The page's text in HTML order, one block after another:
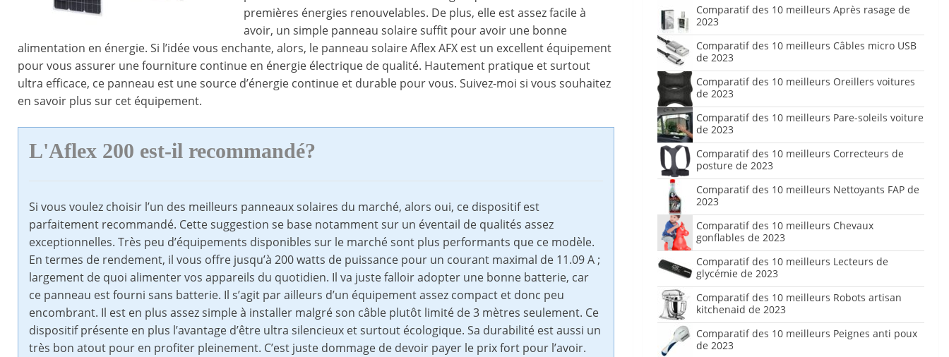
premières énergies renouvelables. De plus, elle est assez facile à
avoir, un simple panneau solaire suffit pour avoir une bonne
alimentation en énergie. Si l’idée vous enchante, alors, le panneau solaire Aflex AFX est un excellent équipement
pour vous assurer une fourniture continue en énergie électrique de qualité. Hautement pratique et surtout
ultra efficace, ce panneau est une source d’énergie continue et durable pour vous. Suivez-moi si vous souhaitez
en savoir plus sur cet équipement.
L'Aflex 200 est-il recommandé?
Si vous voulez choisir l’un des meilleurs panneaux solaires du marché, alors oui, ce dispositif est
parfaitement recommandé. Cette suggestion se base notamment sur un éventail de qualités assez
exceptionnelles. Très peu d’équipements disponibles sur le marché sont plus performants que ce modèle.
En termes de rendement, il vous offre jusqu’à 200 watts de puissance pour un courant maximal de 11.09 A ;
largement de quoi alimenter vos appareils du quotidien. Il va juste falloir adopter une bonne batterie, car
ce panneau est fourni sans batterie. Il s’agit par ailleurs d’un équipement assez compact et donc peu
encombrant. Il est en plus assez simple à installer malgré son câble plutôt limité de 3 mètres seulement. Ce
dispositif présente en plus l’avantage d’être ultra silencieux et surtout écologique. Sa durabilité est aussi un
très bon atout pour en profiter pleinement. C’est juste dommage de devoir payer le prix fort pour l’avoir.
Comparatif des 10 meilleurs Après rasage de
2023
Comparatif des 10 meilleurs Câbles micro USB
de 2023
Comparatif des 10 meilleurs Oreillers voitures
de 2023
Comparatif des 10 meilleurs Pare-soleils voiture
de 2023
Comparatif des 10 meilleurs Correcteurs de
posture de 2023
Comparatif des 10 meilleurs Nettoyants FAP de
2023
Comparatif des 10 meilleurs Chevaux
gonflables de 2023
Comparatif des 10 meilleurs Lecteurs de
glycémie de 2023
Comparatif des 10 meilleurs Robots artisan
kitchenaid de 2023
Comparatif des 10 meilleurs Peignes anti poux
de 2023